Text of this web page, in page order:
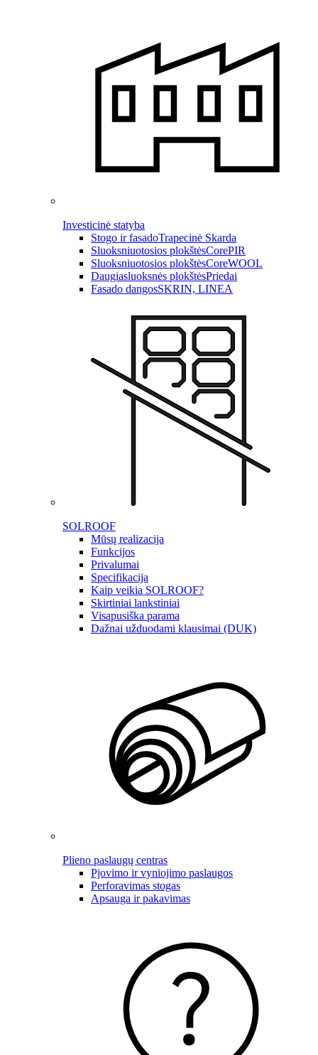
Investicinė statyba
Stogo ir fasadoTrapecinė Skarda
Sluoksniuotosios plokštėsCorePIR
Sluoksniuotosios plokštėsCoreWOOL
Daugiasluoksnės plokštėsPriedai
Fasado dangosSKRIN, LINEA
SOLROOF
Mūsų realizacija
Funkcijos
Privalumai
Specifikacija
Kaip veikia SOLROOF?
Skirtiniai lankstiniai
Visapusiška parama
Dažnai užduodami klausimai (DUK)
Plieno paslaugų centras
Pjovimo ir vyniojimo paslaugos
Perforavimas stogas
Apsauga ir pakavimas